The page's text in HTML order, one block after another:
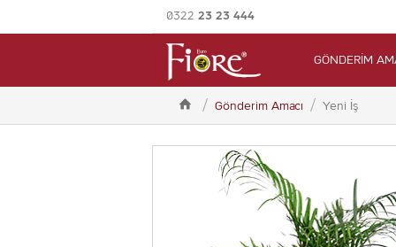
0322 23 23 444
GÖNDERİM
 Gönderim Amacı Yeni İş